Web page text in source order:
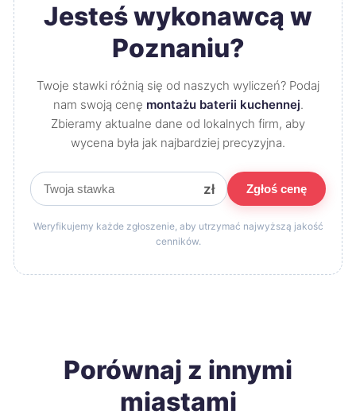
Jesteś wykonawcą w
Poznaniu?
Twoje stawki różnią się od naszych wyliczeń? Podaj
nam swoją cenę montażu baterii kuchennej.
Zbieramy aktualne dane od lokalnych firm, aby
wycena była jak najbardziej precyzyjna.
zł Zgłoś cenę
Weryfikujemy każde zgłoszenie, aby utrzymać najwyższą jakość
cenników.
Porównaj z innymi
miastami